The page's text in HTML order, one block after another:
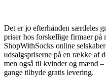
Det er jo efterhånden særdeles
priser hos forskellige firmaer på
ShopWithSocks online
udsalgspriserne på en række af
men også til kvinder og mænd
gange tilbyde gratis levering.